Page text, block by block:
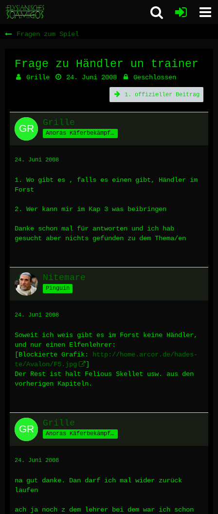
Fragen zum Spiel
Frage zu Händler un trainer
Grille 24. Juni 2008 Geschlossen
1. offizieller Beitrag
Grille
Anoras Käferbekämpfer
24. Juni 2008
1. Wo gibt es , falls es einen gibt, Händler im
Forst
2. Wer kann mir im Kap 3 was beibringen
Danke schon mal für antworten und ich hab
gesucht aber nichts gefunden zu dem Thema/en
Nitemare
Pinguin
24. Juni 2008
Soweit ich weis gibt es im Forst keine Händler,
und nur einen Elfenlehrer:
[Blockierte Grafik:
http://home.arcor.de/hades-
te/Avalon/F5.jpg
]
Der Rest ist halt Felious Skellet usw. aus den
vorherigen Kapiteln.
Grille
Anoras Käferbekämpfer
24. Juni 2008
na gut danke. Dan darf ich mal wider zurück
laufen
ach ja noch z dem lehrer bei dem war ich schon